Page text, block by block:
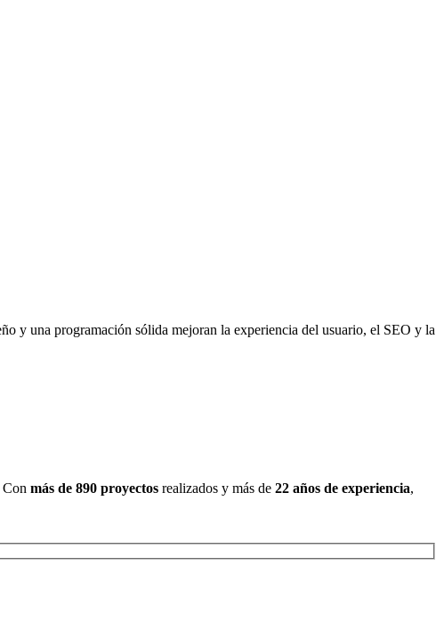
y una programación sólida mejoran la experiencia del usuario, el SEO y la
Con más de 890 proyectos realizados y más de 22 años de experiencia,